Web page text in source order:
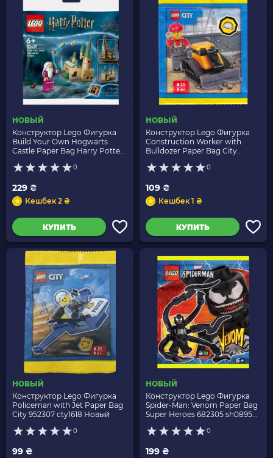
НОВЫЙ
Конструктор Lego Фигурка
Build Your Own Hogwarts
Castle Paper Bag Harry Potter
0
229 ₴
Кешбек 2 ₴
КУПИТЬ
НОВЫЙ
Конструктор Lego Фигурка
Construction Worker with
Bulldozer Paper Bag City
0
109 ₴
Кешбек 1 ₴
КУПИТЬ
НОВЫЙ
Конструктор Lego Фигурка
Policeman with Jet Paper Bag
City 952307 cty1618 Новый
0
99 ₴
НОВЫЙ
Конструктор Lego Фигурка
Spider-Man: Venom Paper Bag
Super Heroes 682305 sh0895
0
199 ₴